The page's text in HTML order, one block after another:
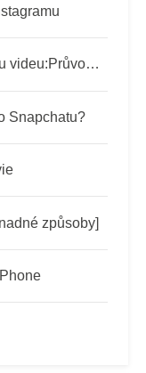
Jak přidat hudbu k libovolnému videu:Průvodce krok za krokem
Snapchatu?
způsoby]